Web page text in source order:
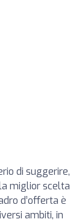
di suggerire,
miglior scelta
d’offerta è
ambiti, in